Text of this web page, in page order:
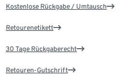
Kostenlose Rückgabe / Umtausch
Retourenetikett
30 Tage Rückgaberecht
Retouren-Gutschrift